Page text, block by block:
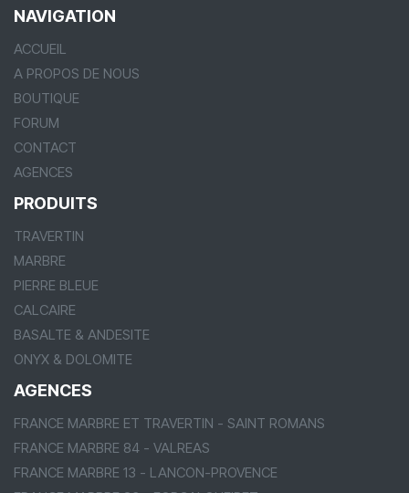
NAVIGATION
ACCUEIL
A PROPOS DE NOUS
BOUTIQUE
FORUM
CONTACT
AGENCES
PRODUITS
TRAVERTIN
MARBRE
PIERRE BLEUE
CALCAIRE
BASALTE & ANDESITE
ONYX & DOLOMITE
AGENCES
FRANCE MARBRE ET TRAVERTIN - SAINT ROMANS
FRANCE MARBRE 84 - VALREAS
FRANCE MARBRE 13 - LANCON-PROVENCE